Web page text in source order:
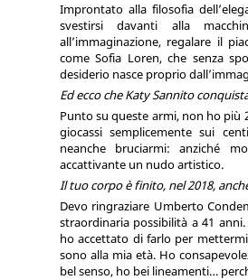
Improntato alla filosofia
svestirsi davanti alla
all’immaginazione, regalare il
come Sofia Loren, che senza
desiderio nasce proprio
Ed ecco che Katy Sannito
Punto su queste armi, non ho più
giocassi semplicemente sui
neanche bruciarmi: anziché
accattivante un nudo artistico.
Il tuo corpo è finito, nel 2018,
Devo ringraziare Umberto
straordinaria possibilità a 41
ho accettato di farlo per
sono alla mia età. Ho
bel senso, ho bei lineamenti…